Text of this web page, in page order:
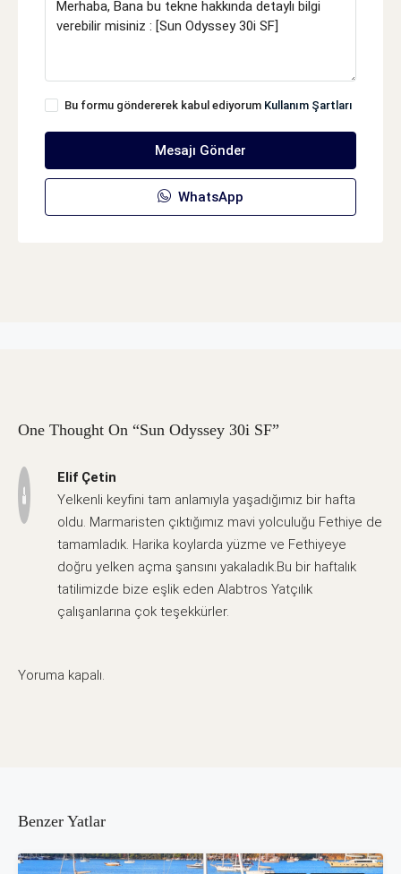
Bu formu göndererek kabul ediyorum Kullanım Şartları
Mesajı Gönder
WhatsApp
One Thought On “Sun Odyssey 30i SF”
Elif Çetin
Yelkenli keyfini tam anlamıyla yaşadığımız bir hafta
oldu. Marmaristen çıktığımız mavi yolculuğu Fethiye de
tamamladık. Harika koylarda yüzme ve Fethiyeye
doğru yelken açma şansını yakaladık.Bu bir haftalık
tatilimizde bize eşlik eden Alabtros Yatçılık
çalışanlarına çok teşekkürler.
Yoruma kapalı.
Benzer Yatlar